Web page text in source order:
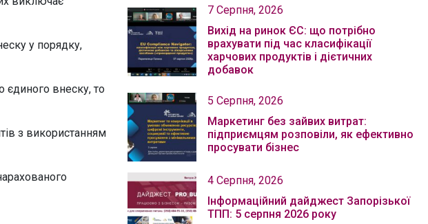
у порядку,
єдиного внеску, то
з використанням
7 Серпня, 2026
Вихід на ринок ЄС: що потрібно
врахувати під час класифікації
харчових продуктів і дієтичних
добавок
5 Серпня, 2026
Маркетинг без зайвих витрат:
підприємцям розповіли, як ефективно
просувати бізнес
4 Серпня, 2026
Інформаційний дайджест Запорізької
ТПП: 5 серпня 2026 року